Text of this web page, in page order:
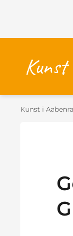
Kunst i